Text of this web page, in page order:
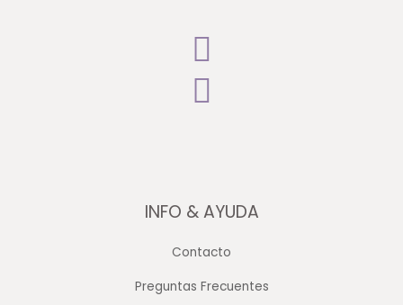
INFO & AYUDA
Contacto
Preguntas Frecuentes